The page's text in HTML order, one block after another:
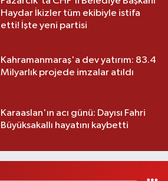
Haydar İkizler tüm ekibiyle istifa
etti! İşte yeni partisi
Kahramanmaraş'a dev yatırım: 83.4
Milyarlık projede imzalar atıldı
Karaaslan'ın acı günü: Dayısı Fahri
Büyüksakallı hayatını kaybetti